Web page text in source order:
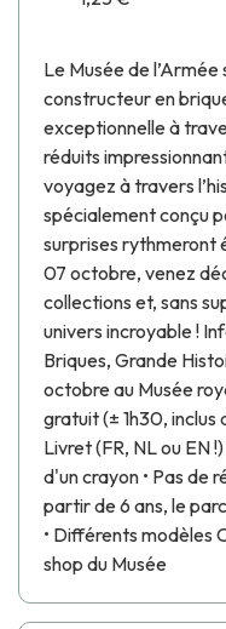
Le Musée de l’Armée
constructeur en
exceptionnelle à
réduits
voyagez à travers
spécialement conçu
surprises rythmeront
07 octobre, venez
collections et, sans
univers incroyable !
Briques, Grande
octobre au Musée
gratuit (± 1h30, inclus
Livret (FR, NL ou EN
d'un crayon • Pas de
partir de 6 ans, le
• Différents modèles
shop du Musée